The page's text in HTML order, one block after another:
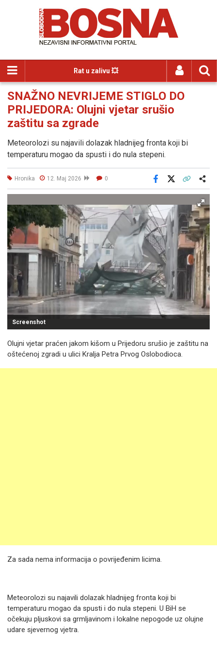
Rat u zalivu 💥
SNAŽNO NEVRIJEME STIGLO DO
PRIJEDORA: Olujni vjetar srušio
zaštitu sa zgrade
Meteorolozi su najavili dolazak hladnijeg fronta koji bi
temperaturu mogao da spusti i do nula stepeni.
Hronika 12. Maj 2026 0
Facebook
Screenshot
Olujni vjetar praćen jakom kišom u Prijedoru srušio je zaštitu na
oštećenoj zgradi u ulici Kralja Petra Prvog Oslobodioca.
Za sada nema informacija o povrijeđenim licima.
Meteorolozi su najavili dolazak hladnijeg fronta koji bi
temperaturu mogao da spusti i do nula stepeni. U BiH se
očekuju pljuskovi sa grmljavinom i lokalne nepogode uz olujne
udare sjevernog vjetra.